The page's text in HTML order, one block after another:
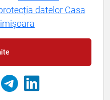
datelor Casa